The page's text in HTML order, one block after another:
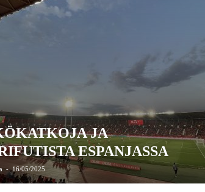
JA
ESPANJASSA
- 16/05/2025